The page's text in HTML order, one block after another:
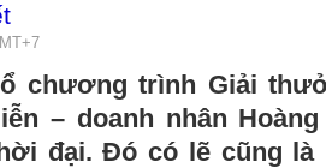
chương trình Giải
– doanh nhân
đại. Đó có lẽ cũng